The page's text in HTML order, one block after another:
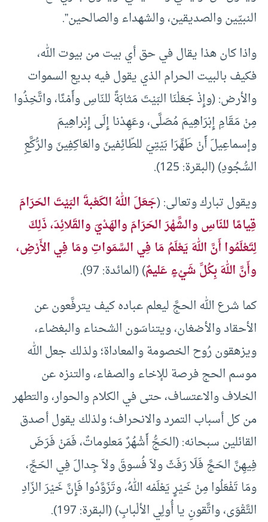
النبيّين والصديقين، والشهداء والصالحين”.
واذا كان هذا يقال في حق أي بيت من بيوت الله،
فكيف بالبيت الحرام الذي يقول فيه بديع السموات
والأرض: (وإِذْ جَعَلْنَا البَيْتَ مَثابَةً للنّاسِ وأَمْنًا، واتَّخِذُوا
مِنْ مَقَامِ إِبْرَاهِيمَ مُصَلَّى، وعَهِدْنا إِلَى إِبْراهِيمَ
وإسماعِيلَ أَنْ طَهِّرَا بَيْتِيَ للطّائِفينَ والعَاكِفِينَ والرُّكَّعِ
السُّجُودِ) (البقرة: 125).
ويقول تبارك وتعالى: (جَعَلَ اللهُ الكَعْبةَ البَيْتَ الحَرَامَ
قِيامًا للنّاسِ والشَّهْرَ الحَرَامَ والهَدْيَ والقَلائِدَ، ذَلِكَ
لِتَعْلَمُوا أَنَّ اللهَ يَعْلَمُ مَا فِي السَّمَواتِ ومَا فِي الأَرْضِ،
وأَنَّ اللهَ بِكُلِّ شَيْءٍ عَليمٌ) (المائدة: 97).
كما شرع الله الحجَّ ليعلم عباده كيف يترفَّعون عن
الأحقاد والأضغان، ويتناسَون الشحناء والبغضاء،
ويزهقون رُوح الخصومة والمعاداة؛ ولذلك جعل الله
موسم الحج فرصة للإخاء والصفاء، والتنزه عن
الخلاف والاعتساف، حتى في الكلام والحوار، والتطهر
من كل أسباب التمرد والانحراف؛ ولذلك يقول أصدق
القائلين سبحانه: (الحَجُّ أَشْهُرٌ مَعلوماتٌ، فَمَنْ فَرَضَ
فِيهِنَّ الحَجَّ فَلَا رَفَثَ ولاَ فُسوقَ ولاَ جِدالَ فِي الحَجِّ،
ومَا تَفْعَلُوا مِنْ خَيْرٍ يَعْلَمْه اللهُ، وتَزَوَّدُوا فَإِنَّ خَيْرَ الزّادِ
التَّقْوَى، واتَّقونِ يا أُولِي الألْبابِ) (البقرة: 197).